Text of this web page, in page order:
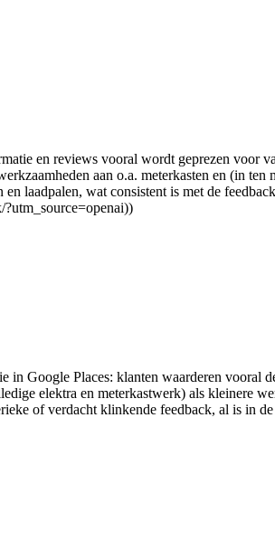
en reviews vooral wordt geprezen voor
aan o.a. meterkasten en (in ten
laadpalen, wat consistent is met de
Google Places: klanten waarderen vooral
elektra en meterkastwerk) als kleinere
of verdacht klinkende feedback, al is in